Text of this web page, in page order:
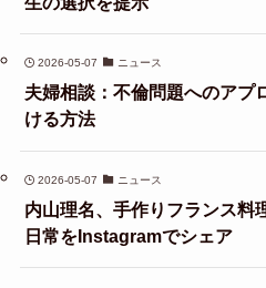
2026-05-07 ニュース
夫婦相談：不倫問題へのアプ
ける方法
2026-05-07 ニュース
内山理名、手作りフランス料
日常をInstagramでシェア